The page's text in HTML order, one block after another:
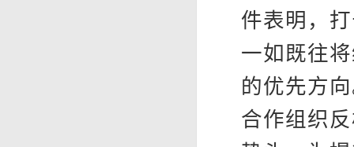
件表明，
一如既往
的优先方
合作组织